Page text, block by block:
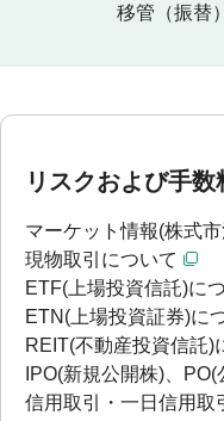
移管（振替
リスクおよび手
マーケット情報(株式
現物取引について
ETF(上場投資信託)に
ETN(上場投資証券)に
REIT(不動産投資信託)
IPO(新規公開株)、
信用取引・一日信用取